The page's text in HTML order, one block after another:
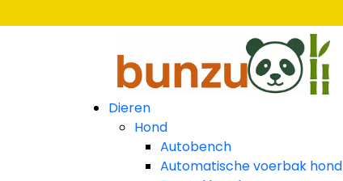
Dieren
Hond
Autobench
Automatische voerbak hond